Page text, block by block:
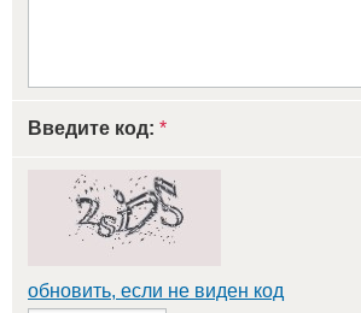
Введите код: *
обновить, если не виден код